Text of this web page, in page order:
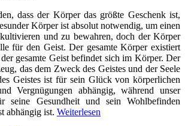
dass der Körper das größte Geschenk ist,
Körper ist absolut notwendig, um einen
und zu bewahren, doch der Körper
für den Geist. Der gesamte Körper existiert
gesamte Geist befindet sich im Körper. Der
das dem Zweck des Geistes und der Seele
Geistes ist für sein Glück von körperlichen
Vergnügungen abhängig, während unser
seine Gesundheit und sein Wohlbefinden
abhängig ist. Weiterlesen